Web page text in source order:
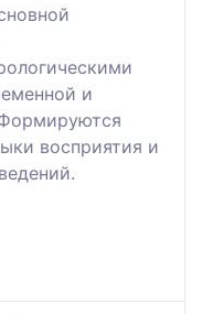
и
восприятия и